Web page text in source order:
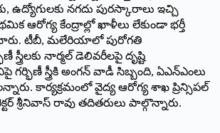
ఉద్యోగులకు నగదు పురస్కారాలు ఇచ్చి
ఆరోగ్య కేంద్రాల్లో ఖాళీలు లేకుండా భర్తీ
టీబీ, మలేరియాలో పురోగతి
నార్మల్‌ ‌డెలివరీలపై దృష్టి
స్త్రీకి అంగన్‌ ‌వాడీ సిబ్బంది, ఏఎన్‌ఎం‌లు
కార్యక్రమంలో వైద్య ఆరోగ్య శాఖ ప్రిన్సిపల్‌
‌శ్రీనివాస్‌ ‌రావు తదితరులు పాల్గొన్నారు.